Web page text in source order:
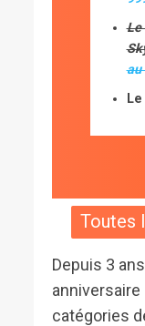
Le
au
Le
Toutes
Depuis 3
anniversaire
catégories